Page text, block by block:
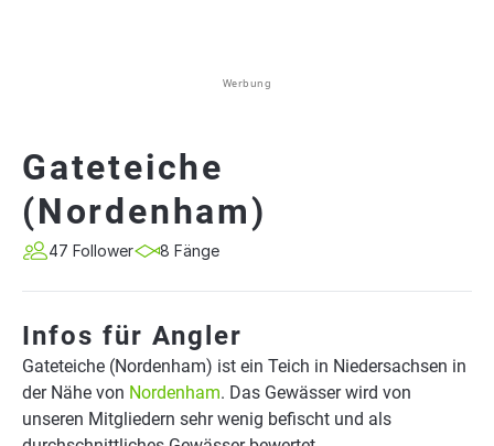
Werbung
Gateteiche
(Nordenham)
47 Follower 8 Fänge
Infos für Angler
Gateteiche (Nordenham) ist ein Teich in Niedersachsen in
der Nähe von Nordenham. Das Gewässer wird von
unseren Mitgliedern sehr wenig befischt und als